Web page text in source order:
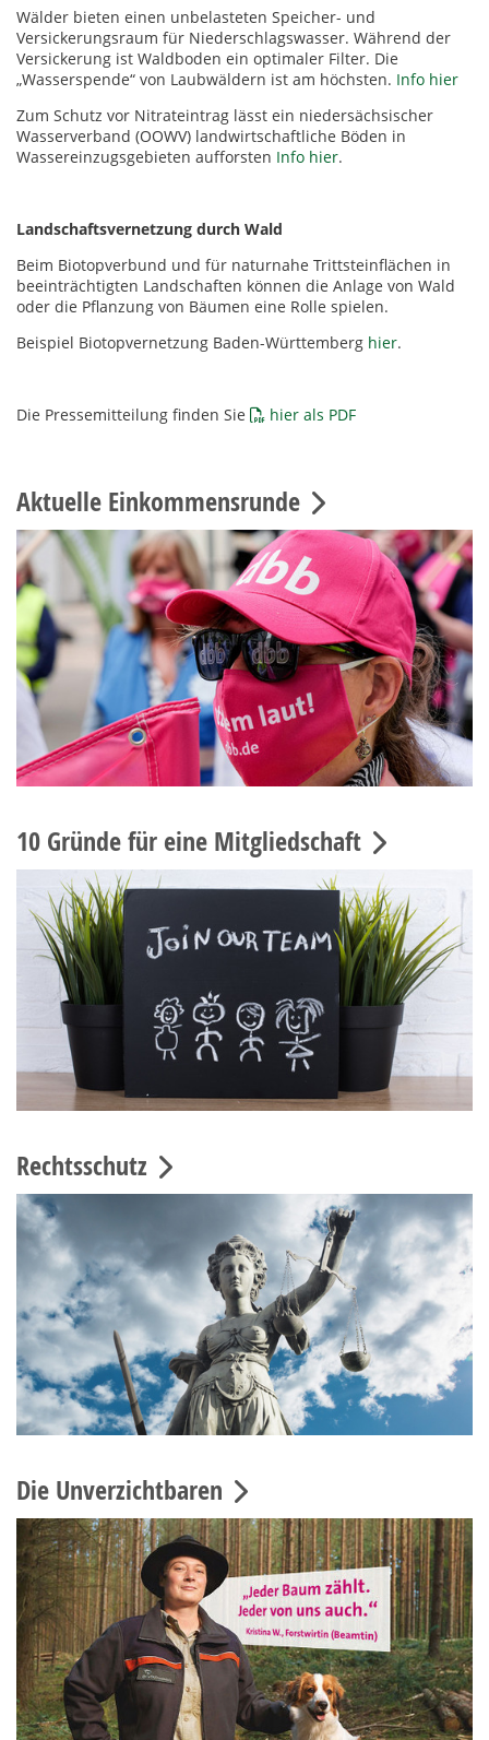
Wälder bieten einen unbelasteten Speicher- und
Versickerungsraum für Niederschlagswasser. Während der
Versickerung ist Waldboden ein optimaler Filter. Die
„Wasserspende“ von Laubwäldern ist am höchsten. Info hier
Zum Schutz vor Nitrateintrag lässt ein niedersächsischer
Wasserverband (OOWV) landwirtschaftliche Böden in
Wassereinzugsgebieten aufforsten Info hier.
Landschaftsvernetzung durch Wald
Beim Biotopverbund und für naturnahe Trittsteinflächen in
beeinträchtigten Landschaften können die Anlage von Wald
oder die Pflanzung von Bäumen eine Rolle spielen.
Beispiel Biotopvernetzung Baden-Württemberg hier.
Die Pressemitteilung finden Sie hier als PDF
Aktuelle Einkommensrunde
10 Gründe für eine Mitgliedschaft
Rechtsschutz
Die Unverzichtbaren